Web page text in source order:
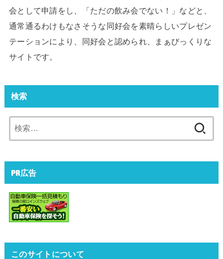
会として申請をし、「ただの飲み会でない！」などと、
通常通るわけもなさそうな同好会を素晴らしいプレゼン
テーションにより、同好会と認められ、まぁびっくりな
サイトです。
検索
索:
PR広告
このサイトについて